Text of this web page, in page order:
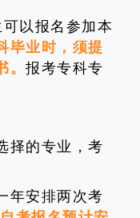
以报名参加本
毕业时，须提
报考专科专
择的专业，考
年安排两次考